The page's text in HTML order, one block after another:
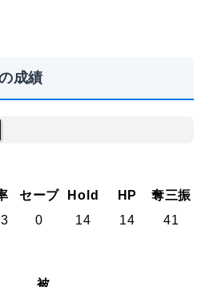
成績
セーブ Hold HP
奪三振
0 14 14 41